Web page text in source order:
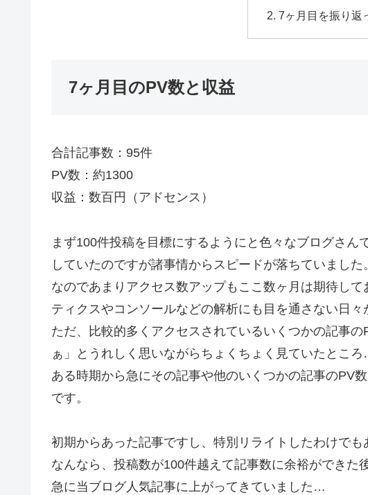
7ヶ月目を振り返
7ヶ月目のPV数と収益
合計記事数：95件
PV数：約1300
収益：数百円（アドセンス）
まず100件投稿を目標にするようにと色々なブログさん
していたのですが諸事情からスピードが落ちていました。
なのであまりアクセス数アップもここ数ヶ月は期待し
ティクスやコンソールなどの解析にも目を通さない日々
ただ、比較的多くアクセスされているいくつかの記事
ぁ」とうれしく思いながらちょくちょく見ていたとこ
ある時期から急にその記事や他のいくつかの記事のPV
です。
初期からあった記事ですし、特別リライトしたわけでも
なんなら、投稿数が100件越えて記事数に余裕ができた
急に当ブログ人気記事に上がってきていました…